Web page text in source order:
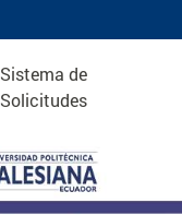
Sistema de
Solicitudes